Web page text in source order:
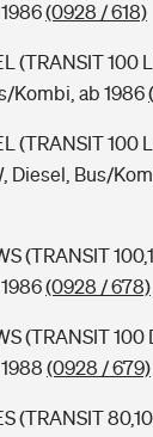
(0928 / 618)
(TRANSIT 100
Kombi, ab 1986
(TRANSIT 100
Diesel, Bus/
(TRANSIT
(0928 / 678)
(TRANSIT 100
(0928 / 679)
(TRANSIT